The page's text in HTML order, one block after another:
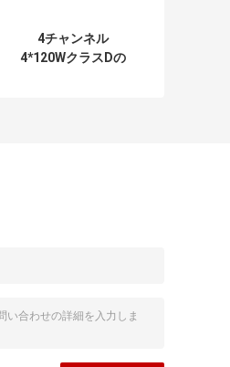
4チャンネル
4*120WクラスDの